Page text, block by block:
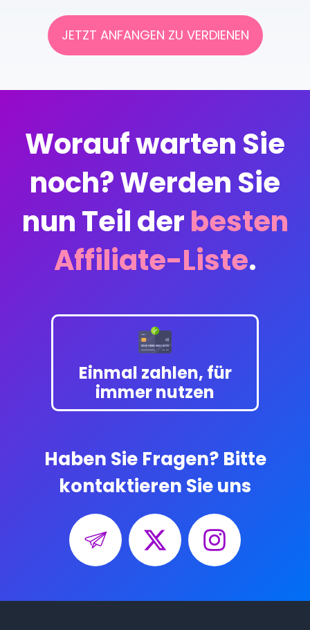
JETZT ANFANGEN ZU VERDIENEN
Worauf warten Sie
noch? Werden Sie
nun Teil derbesten
Affiliate-Liste.
Einmal zahlen, für
immer nutzen
Haben Sie Fragen? Bitte
kontaktieren Sie uns